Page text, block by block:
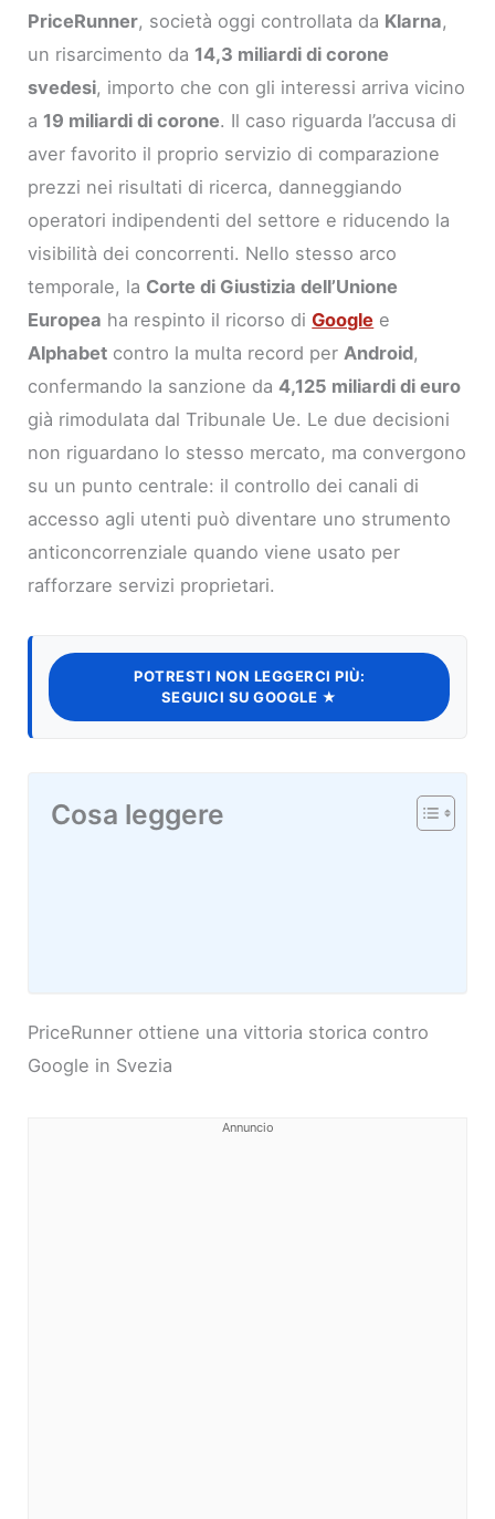
PriceRunner, società oggi controllata da Klarna,
un risarcimento da 14,3 miliardi di corone
svedesi, importo che con gli interessi arriva vicino
a 19 miliardi di corone. Il caso riguarda l’accusa di
aver favorito il proprio servizio di comparazione
prezzi nei risultati di ricerca, danneggiando
operatori indipendenti del settore e riducendo la
visibilità dei concorrenti. Nello stesso arco
temporale, la Corte di Giustizia dell’Unione
Europea ha respinto il ricorso diGoogle e
Alphabet contro la multa record perAndroid,
confermando la sanzione da4,125 miliardi di euro
già rimodulata dal Tribunale Ue. Le due decisioni
non riguardano lo stesso mercato, ma convergono
su un punto centrale: il controllo dei canali di
accesso agli utenti può diventare uno strumento
anticoncorrenziale quando viene usato per
rafforzare servizi proprietari.
POTRESTI NON LEGGERCI PIÙ:
SEGUICI SU GOOGLE ★
Cosa leggere
PriceRunner ottiene una vittoria storica contro
Google in Svezia
Annuncio